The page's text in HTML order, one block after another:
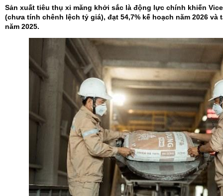
Sản xuất tiêu thụ xi măng khởi sắc là động lực chính khiến
(chưa tính chênh lệch tỷ giá), đạt 54,7% kế hoạch năm 2026
năm 2025.